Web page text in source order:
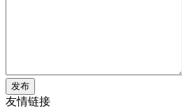
发布
友情链接